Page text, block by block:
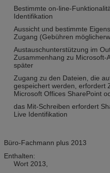
Bestimmte on-line-
Identifikation
Aussicht und bestimmte
Zugang (Gebühren
Austauschunterstützung im
Zusammenhang zu Microsoft-
später
Zugang zu den Dateien, die
gespeichert werden, erfordert
Microsoft Offices SharePoint
das Mit-Schreiben erfordert
Live Identifikation
Büro-Fachmann plus 2013
Enthalten:
Wort 2013,